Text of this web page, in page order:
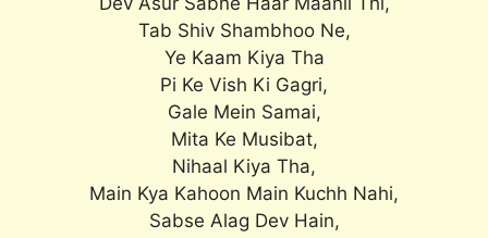
Tab Shiv Shambhoo Ne,
Ye Kaam Kiya Tha
Pi Ke Vish Ki Gagri,
Gale Mein Samai,
Mita Ke Musibat,
Nihaal Kiya Tha,
Main Kya Kahoon Main Kuchh Nahi,
Sabse Alag Dev Hain,